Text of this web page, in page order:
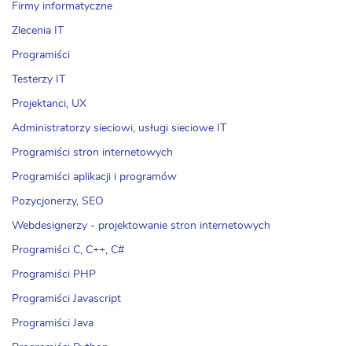
Firmy informatyczne
Zlecenia IT
Programiści
Testerzy IT
Projektanci, UX
Administratorzy sieciowi, usługi sieciowe IT
Programiści stron internetowych
Programiści aplikacji i programów
Pozycjonerzy, SEO
Webdesignerzy - projektowanie stron internetowych
Programiści C, C++, C#
Programiści PHP
Programiści Javascript
Programiści Java